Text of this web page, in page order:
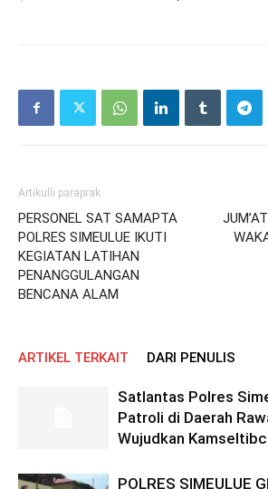
Artikulli paraprak
PERSONEL SAT SAMAPTA
POLRES SIMEULUE IKUTI
KEGIATAN LATIHAN
PENANGGULANGAN
BENCANA ALAM
ARTIKEL TERKAIT DARI PENULIS
Satlantas Polres
Patroli di Daerah
Wujudkan
POLRES SIMEULUE